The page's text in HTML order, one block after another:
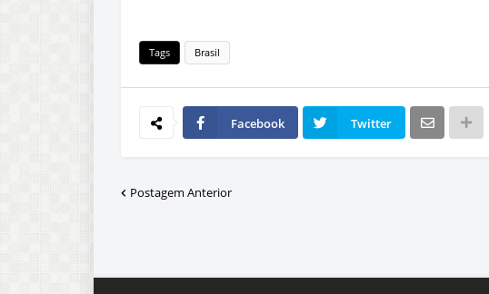
Tags Brasil
Facebook Twitter
Postagem Anterior